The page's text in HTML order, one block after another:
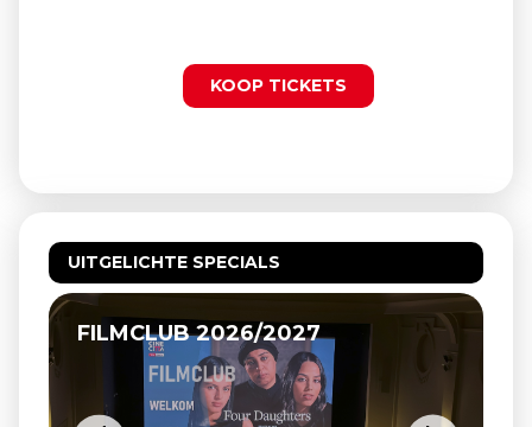
KOOP TICKETS
UITGELICHTE SPECIALS
FILMCLUB 2026/2027